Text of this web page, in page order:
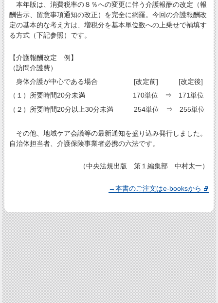
本年版は、消費税率の８％への変更に伴う介護報酬の改定（報
酬告示、留意事項通知の改正）を完全に網羅。今回の介護報酬改
定の基本的な考え方は、増税分を基本単位数への上乗せで補填す
る方式（下記参照）です。
【介護報酬改定 例】
（訪問介護費）
身体介護が中心である場合 [改定前] [改定後]
（１）所要時間20分未満 170単位 ⇒ 171単位
（２）所要時間20分以上30分未満 254単位 ⇒ 255単位
その他、地域ケア会議等の最新通知を盛り込み発行しました。
自治体担当者、介護保険事業者必携の六法です。
（中央法規出版 第１編集部 中村太一）
→本書のご注文はe-booksから